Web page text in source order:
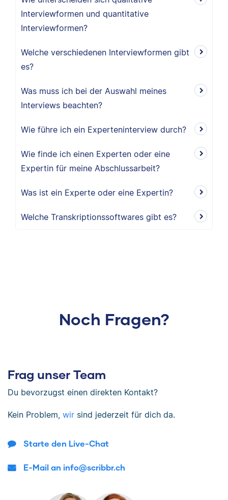
Interviewformen und quantitative
Interviewformen?
Welche verschiedenen Interviewformen gibt
es?
Was muss ich bei der Auswahl meines
Interviews beachten?
Wie führe ich ein Experteninterview durch?
Wie finde ich einen Experten oder eine
Expertin für meine Abschlussarbeit?
Was ist ein Experte oder eine Expertin?
Welche Transkriptionssoftwares gibt es?
Noch Fragen?
Frag unser Team
Du bevorzugst einen direkten Kontakt?
Kein Problem, wir sind jederzeit für dich da.
Starte den Live-Chat
E-Mail an info@scribbr.ch